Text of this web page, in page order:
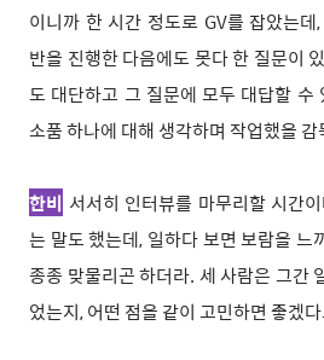
이니까 한 시간 정도로 GV를 잡았는
반을 진행한 다음에도 못다 한 질문이
도 대단하고 그 질문에 모두 대답할 수
소품 하나에 대해 생각하며 작업했을
한비 서서히 인터뷰를 마무리할 시간
는 말도 했는데, 일하다 보면 보람을 느
종종 맞물리곤 하더라. 세 사람은 그간
었는지, 어떤 점을 같이 고민하면 좋겠